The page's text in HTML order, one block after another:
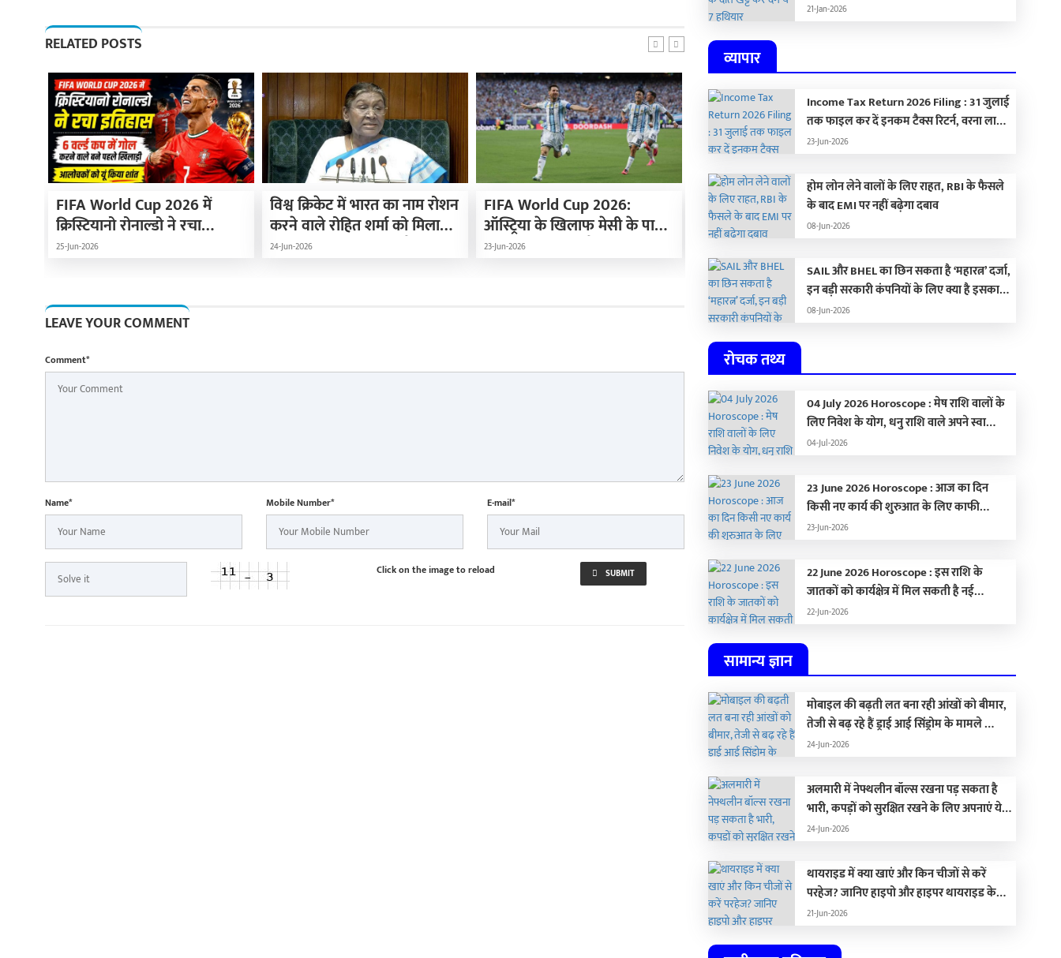
RELATED POSTS
FIFA World Cup 2026 में
क्रिस्टियानो रोनाल्डो ने रचा
इतिहास, 6 वर्ल्ड कप में गोल करने
25-Jun-2026
विश्व क्रिकेट में भारत का नाम रोशन
करने वाले रोहित शर्मा को मिला
पद्मश्री सम्मान, राष्ट्रपति द्रौपदी मुर्मू
24-Jun-2026
FIFA World Cup 2026:
ऑस्ट्रिया के खिलाफ मेसी के पास
इतिहास रचने का मौका, सिर्फ एक
23-Jun-2026
FIFA World Cup 2026: पेले का
रिकॉर्ड तोड़ने के करीब फ्रांस के
स्टार स्ट्राइकर एमबापे, कहा-
व्यक्तिगत रिकॉर्ड नहीं, तीसरा विश्व
कप खिताब जीतना है सबसे बड़ा
सपना
विराट कोहली बने भारत
दूसरे और प्रियंका तीसरे
देखें टॉप 10 लिस्ट
LEAVE YOUR COMMENT
Comment*
Name* Mobile Number* E-mail*
Click on the image to reload SUBMIT
21-Jan-2026
व्यापार
Income Tax Return 2026 Filing : 31 जुलाई
तक फाइल कर दें इनकम टैक्स रिटर्न, वरना लाखों
का लगेगा जुर्माना
23-Jun-2026
होम लोन लेने वालों के लिए राहत, RBI के फैसले
के बाद EMI पर नहीं बढ़ेगा दबाव
08-Jun-2026
SAIL और BHEL का छिन सकता है ‘महारत्न’ दर्जा,
इन बड़ी सरकारी कंपनियों के लिए क्या है इसका
मतलब…
08-Jun-2026
रोचक तथ्य
04 July 2026 Horoscope : मेष राशि वालों के
लिए निवेश के योग, धनु राशि वाले अपने स्वास्थ्य
का रखें ध्यान,
04-Jul-2026
23 June 2026 Horoscope : आज का दिन
किसी नए कार्य की शुरुआत के लिए काफी
अनुकूल, जानिए अपना राशिफल …
23-Jun-2026
22 June 2026 Horoscope : इस राशि के
जातकों को कार्यक्षेत्र में मिल सकती है नई
जिम्मेदारी, जानिए अपना राशिफल
22-Jun-2026
सामान्य ज्ञान
मोबाइल की बढ़ती लत बना रही आंखों को बीमार,
तेजी से बढ़ रहे हैं ड्राई आई सिंड्रोम के मामले …
24-Jun-2026
अलमारी में नेफ्थलीन बॉल्स रखना पड़ सकता है
भारी, कपड़ों को सुरक्षित रखने के लिए अपनाएं ये
प्राकृतिक विकल्प …
24-Jun-2026
थायराइड में क्या खाएं और किन चीजों से करें
परहेज? जानिए हाइपो और हाइपर थायराइड के
लिए सही डाइट
21-Jun-2026